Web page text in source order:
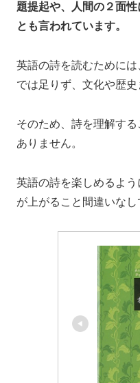
題提起や、人間の２面
とも言われています。
英語の詩を読むために
では足りず、文化や歴史
そのため、詩を理解す
ありません。
英語の詩を楽しめるよ
が上がること間違いなし